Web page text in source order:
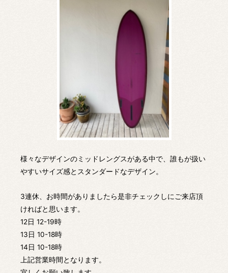
様々なデザインのミッドレングスがある中で、誰もが扱い
やすいサイズ感とスタンダードなデザイン。
3連休、お時間がありましたら是非チェックしにご来店頂
ければと思います。
12日 12-19時
13日 10-18時
14日 10-18時
上記営業時間となります。